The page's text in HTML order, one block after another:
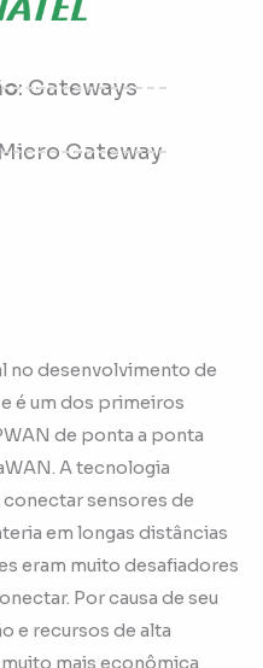
: Gateways
Gateway
no desenvolvimento de
é um dos primeiros
de ponta a ponta
A tecnologia
sensores de
em longas distâncias
eram muito desafiadores
Por causa de seu
e recursos de alta
mais econômica